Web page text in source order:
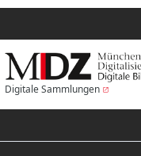
Digitale Sammlungen